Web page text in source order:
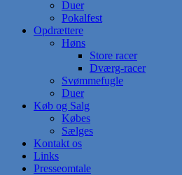
Duer
Pokalfest
Opdrættere
Høns
Store racer
Dværg-racer
Svømmefugle
Duer
Køb og Salg
Købes
Sælges
Kontakt os
Links
Presseomtale